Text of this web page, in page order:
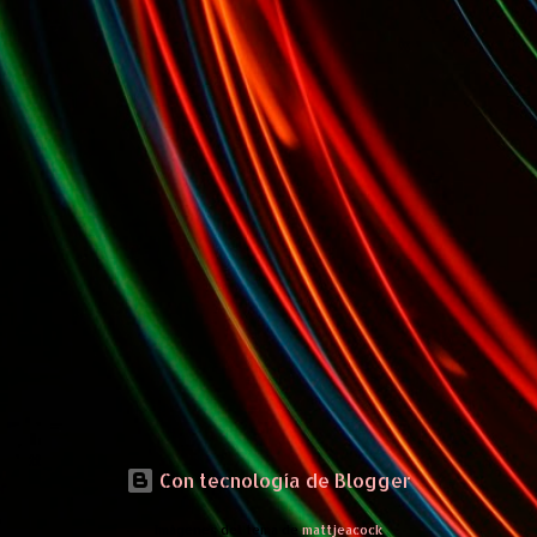
Con tecnología de Blogger
Imágenes del tema demattjeacock